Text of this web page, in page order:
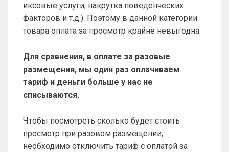
иксовые услуги, накрутка поведенческих
факторов и т.д.). Поэтому в данной категории
товара оплата за просмотр крайне невыгодна.
Для сравнения, в оплате за разовые
размещения, мы один раз оплачиваем
тариф и деньги больше у нас не
списываются.
Чтобы посмотреть сколько будет стоить
просмотр при разовом размещении,
необходимо отключить тариф с оплатой за